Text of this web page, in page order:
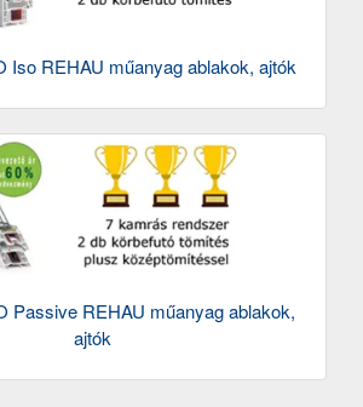
Iso REHAU műanyag ablakok, ajtók
Passive REHAU műanyag ablakok,
ajtók